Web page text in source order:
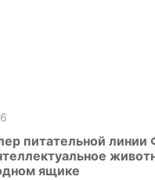
питательной линии
ящике